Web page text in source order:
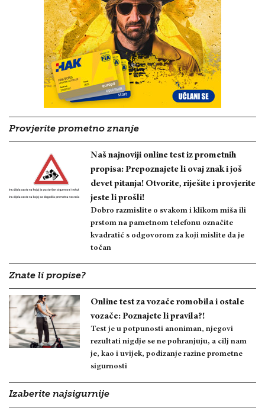
Provjerite prometno znanje
Naš najnoviji online test iz prometnih
propisa: Prepoznajete li ovaj znak i još
devet pitanja! Otvorite, riješite i provjerite
jeste li prošli!
Dobro razmislite o svakom i klikom miša ili
prstom na pametnom telefonu označite
kvadratić s odgovorom za koji mislite da je
točan
Znate li propise?
Online test za vozače romobila i ostale
vozače: Poznajete li pravila?!
Test je u potpunosti anoniman, njegovi
rezultati nigdje se ne pohranjuju, a cilj nam
je, kao i uvijek, podizanje razine prometne
sigurnosti
Izaberite najsigurnije